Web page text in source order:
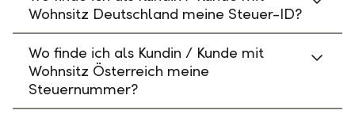
Wohnsitz Deutschland meine Steuer-ID?
Wo finde ich als Kundin / Kunde mit
Wohnsitz Österreich meine
Steuernummer?